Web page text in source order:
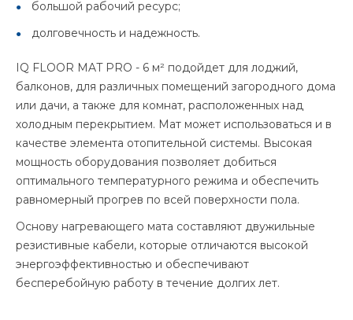
большой рабочий ресурс;
долговечность и надежность.
IQ FLOOR MAT PRO - 6 м² подойдет для лоджий,
балконов, для различных помещений загородного дома
или дачи, а также для комнат, расположенных над
холодным перекрытием. Мат может использоваться и в
качестве элемента отопительной системы. Высокая
мощность оборудования позволяет добиться
оптимального температурного режима и обеспечить
равномерный прогрев по всей поверхности пола.
Основу нагревающего мата составляют двужильные
резистивные кабели, которые отличаются высокой
энергоэффективностью и обеспечивают
бесперебойную работу в течение долгих лет.